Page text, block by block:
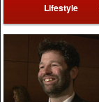
Lifestyle